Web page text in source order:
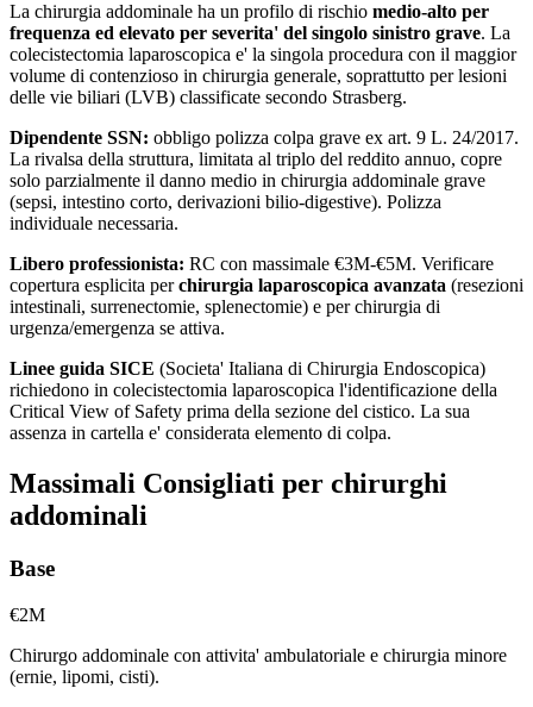
La chirurgia addominale ha un profilo di rischio medio-alto per
frequenza ed elevato per severita' del singolo sinistro grave. La
colecistectomia laparoscopica e' la singola procedura con il maggior
volume di contenzioso in chirurgia generale, soprattutto per lesioni
delle vie biliari (LVB) classificate secondo Strasberg.
Dipendente SSN: obbligo polizza colpa grave ex art. 9 L. 24/2017.
La rivalsa della struttura, limitata al triplo del reddito annuo, copre
solo parzialmente il danno medio in chirurgia addominale grave
(sepsi, intestino corto, derivazioni bilio-digestive). Polizza
individuale necessaria.
Libero professionista: RC con massimale €3M-€5M. Verificare
copertura esplicita perchirurgia laparoscopica avanzata (resezioni
intestinali, surrenectomie, splenectomie) e per chirurgia di
urgenza/emergenza se attiva.
Linee guida SICE (Societa' Italiana di Chirurgia Endoscopica)
richiedono in colecistectomia laparoscopica l'identificazione della
Critical View of Safety prima della sezione del cistico. La sua
assenza in cartella e' considerata elemento di colpa.
Massimali Consigliati per chirurghi
addominali
Base
€2M
Chirurgo addominale con attivita' ambulatoriale e chirurgia minore
(ernie, lipomi, cisti).